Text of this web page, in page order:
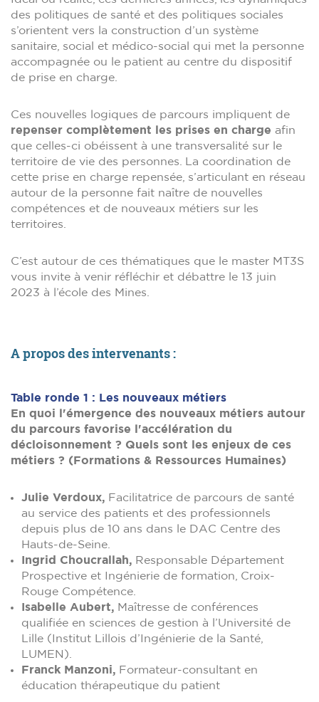
des politiques de santé et des politiques sociales
s’orientent vers la construction d’un système
sanitaire, social et médico-social qui met la personne
accompagnée ou le patient au centre du dispositif
de prise en charge.
Ces nouvelles logiques de parcours impliquent de
repenser complètement les prises en charge afin
que celles-ci obéissent à une transversalité sur le
territoire de vie des personnes. La coordination de
cette prise en charge repensée, s’articulant en réseau
autour de la personne fait naître de nouvelles
compétences et de nouveaux métiers sur les
territoires.
C’est autour de ces thématiques que le master MT3S
vous invite à venir réfléchir et débattre le 13 juin
2023 à l’école des Mines.
A propos des intervenants :
Table ronde 1 : Les nouveaux métiers
En quoi l'émergence des nouveaux métiers autour
du parcours favorise l'accélération du
décloisonnement ? Quels sont les enjeux de ces
métiers ? (Formations & Ressources Humaines)
Julie Verdoux, Facilitatrice de parcours de santé
au service des patients et des professionnels
depuis plus de 10 ans dans le DAC Centre des
Hauts-de-Seine.
Ingrid Choucrallah, Responsable Département
Prospective et Ingénierie de formation, Croix-
Rouge Compétence.
Isabelle Aubert, Maîtresse de conférences
qualifiée en sciences de gestion à l’Université de
Lille (Institut Lillois d’Ingénierie de la Santé,
LUMEN).
Franck Manzoni, Formateur-consultant en
éducation thérapeutique du patient